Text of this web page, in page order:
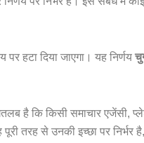
हटा दिया जाएगा। यह निर्णय
है कि किसी समाचार एजेंसी,
तरह से उनकी इच्छा पर निर्भर